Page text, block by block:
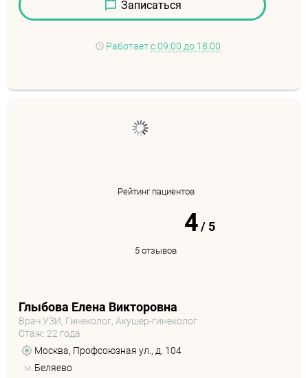
Записаться
Работает с 09:00 до 18:00
Рейтинг пациентов
4/5
5 отзывов
Глыбова Елена Викторовна
Врач УЗИ, Гинеколог, Акушер-гинеколог
Стаж: 22 года
Москва, Профсоюзная ул., д. 104
м. Беляево